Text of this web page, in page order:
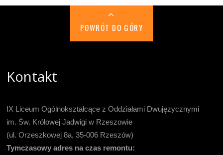
POWRÓT DO GÓRY
Kontakt
IX Liceum Ogólnokształcące z Oddziałami Dwujęzycznymi
im. Św. Królowej Jadwigi w Rzeszowie
(ul. Orzeszkowej 8a, 35-006 Rzeszów)
Tymczasowy adres na czas remontu: